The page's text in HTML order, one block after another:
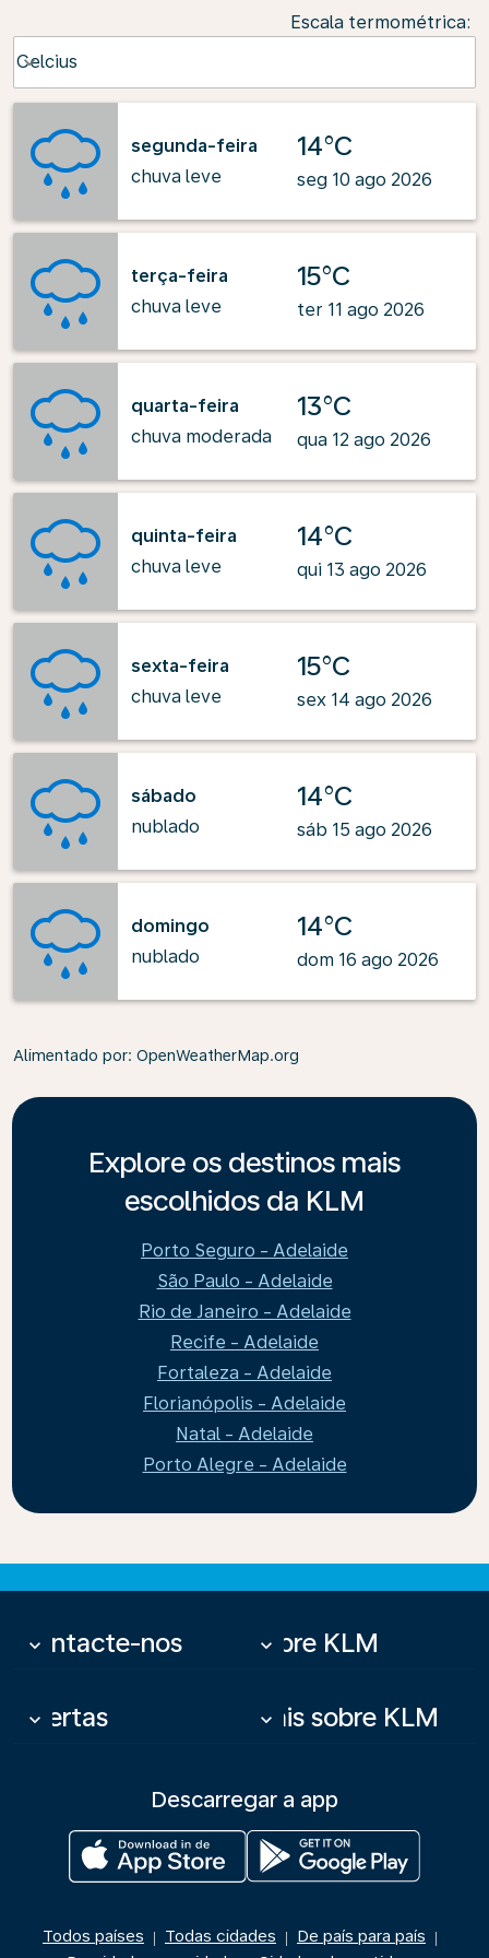
Escala termométrica:
Celcius
keyboard_arrow_down
segunda-feira
chuva leve
14°C
seg 10 ago 2026
terça-feira
chuva leve
15°C
ter 11 ago 2026
quarta-feira
chuva moderada
13°C
qua 12 ago 2026
quinta-feira
chuva leve
14°C
qui 13 ago 2026
sexta-feira
chuva leve
15°C
sex 14 ago 2026
sábado
nublado
14°C
sáb 15 ago 2026
domingo
nublado
14°C
dom 16 ago 2026
Alimentado por: OpenWeatherMap.org
Explore os destinos mais
escolhidos da KLM
Porto Seguro - Adelaide
São Paulo - Adelaide
Rio de Janeiro - Adelaide
Recife - Adelaide
Fortaleza - Adelaide
Florianópolis - Adelaide
Natal - Adelaide
Porto Alegre - Adelaide
Contacte-nos
keyboard_arrow_down Sobre KLM
keyboard_arrow_down
Ofertas
keyboard_arrow_down Mais sobre KLM
keyboard_arrow_down
Descarregar a app
Todos países | Todas cidades | De país para país |